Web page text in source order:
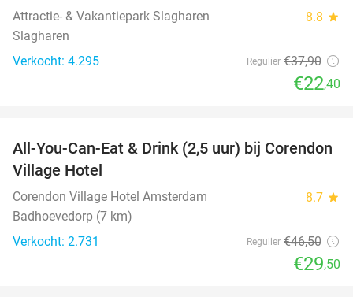
Attractie- & Vakantiepark Slagharen 8.8 star
Slagharen
Verkocht: 4.295
Regulier €37,90
€22,40
37%
All-You-Can-Eat & Drink (2,5 uur) bij Corendon
Village Hotel
Corendon Village Hotel Amsterdam 8.7 star
Badhoevedorp (7 km)
Verkocht: 2.731
Regulier €46,50
€29,50